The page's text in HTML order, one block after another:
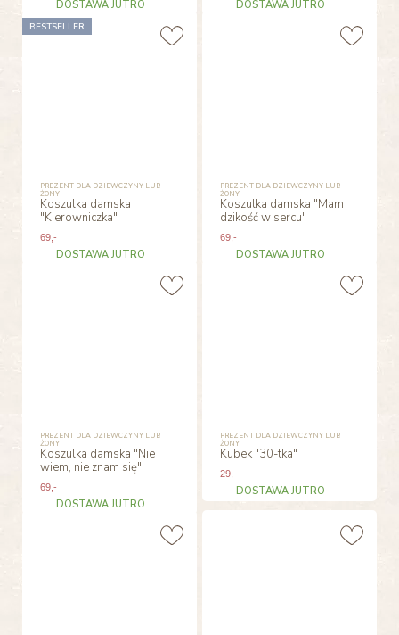
DOSTAWA JUTRO DOSTAWA JUTRO
PREZENT DLA DZIEWCZYNY LUB
ŻONY
Koszulka damska
"Kierowniczka"
69,-
DOSTAWA JUTRO
BESTSELLER
PREZENT DLA DZIEWCZYNY LUB
ŻONY
Koszulka damska "Mam
dzikość w sercu"
69 ,-
DOSTAWA JUTRO
PREZENT DLA DZIEWCZYNY LUB
ŻONY
Koszulka damska "Nie
wiem, nie znam się"
69,-
DOSTAWA JUTRO
PREZENT DLA DZIEWCZYNY LUB
ŻONY
Kubek "30-tka"
29 ,-
DOSTAWA JUTRO